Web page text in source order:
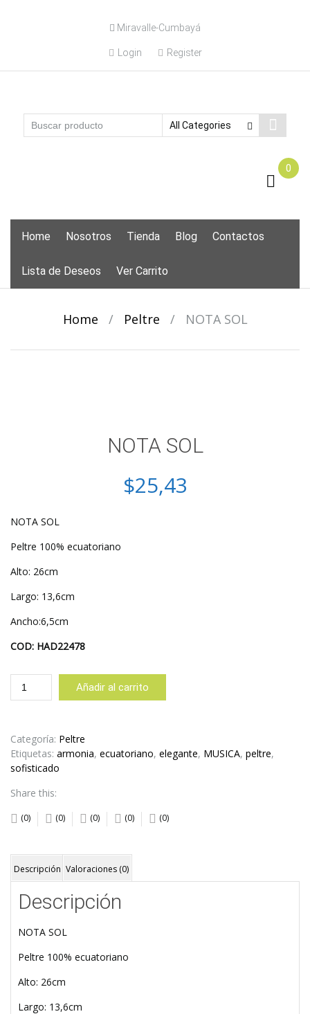
to
Miravalle-Cumbayá
Login Register
0
Home Nosotros Tienda Blog Contactos
Lista de Deseos Ver Carrito
Home / Peltre / NOTA SOL
NOTA SOL
$25,43
NOTA SOL
Peltre 100% ecuatoriano
Alto: 26cm
Largo: 13,6cm
Ancho:6,5cm
COD: HAD22478
NOTA
SOL
Añadir al carrito
Categoría: Peltre
Etiquetas: armonia, ecuatoriano, elegante, MUSICA, peltre,
sofisticado
Share this:
(0) (0) (0) (0) (0)
Descripción Valoraciones (0)
Descripción
NOTA SOL
Peltre 100% ecuatoriano
Alto: 26cm
Largo: 13,6cm